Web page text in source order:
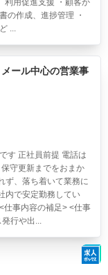
利用促進支援 ・顧客か
の作成、進捗管理 ・
...
ール中心の営業事
す 正社員前提 電話は
守更新までをおまか
ず、落ち着いて業務に
内で安定勤務してい
仕事内容の補足> <仕事
行や出...